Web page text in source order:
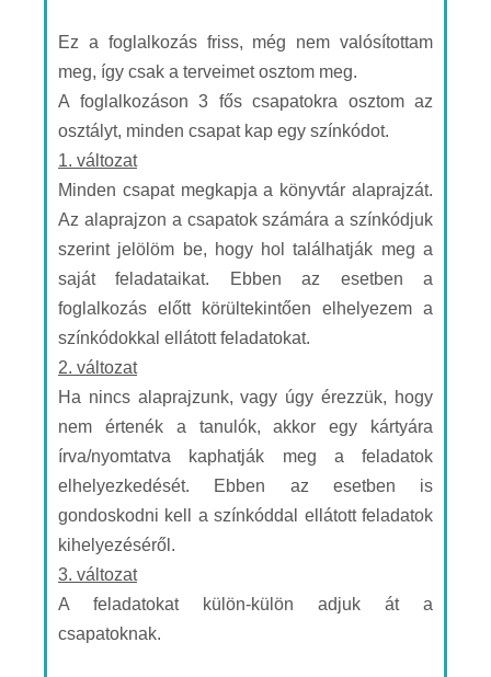
Ez a foglalkozás friss, még nem valósítottam
meg, így csak a terveimet osztom meg.
A foglalkozáson 3 fős csapatokra osztom az
osztályt, minden csapat kap egy színkódot.
1. változat
Minden csapat megkapja a könyvtár alaprajzát.
Az alaprajzon a csapatok számára a színkódjuk
szerint jelölöm be, hogy hol találhatják meg a
saját feladataikat. Ebben az esetben a
foglalkozás előtt körültekintően elhelyezem a
színkódokkal ellátott feladatokat.
2. változat
Ha nincs alaprajzunk, vagy úgy érezzük, hogy
nem értenék a tanulók, akkor egy kártyára
írva/nyomtatva kaphatják meg a feladatok
elhelyezkedését. Ebben az esetben is
gondoskodni kell a színkóddal ellátott feladatok
kihelyezéséről.
3. változat
A feladatokat külön-külön adjuk át a
csapatoknak.